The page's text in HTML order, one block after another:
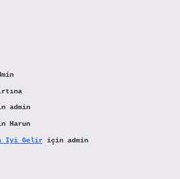
admin
Harun
Iyi Geliriçin admin